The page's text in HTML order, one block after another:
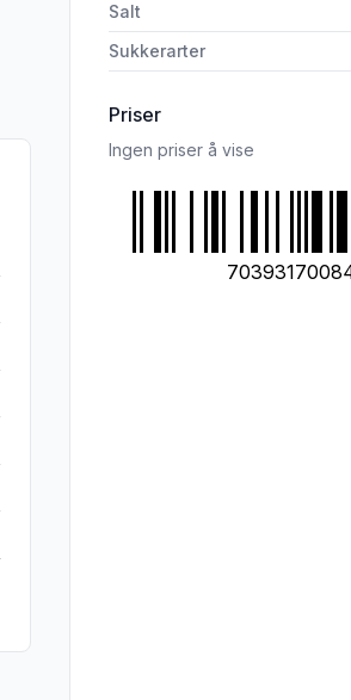
Salt
Sukkerarter
Priser
Ingen priser å vise